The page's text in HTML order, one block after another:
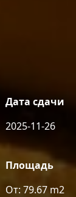
Дата сдачи
2025-11-26
Площадь
От: 79.67 m2